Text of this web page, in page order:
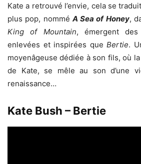
Kate a retrouvé l’envie, cela se
plus pop, nommé A Sea of Honey,
King of Mountain, émergent des
enlevées et inspirées queBertie.
moyenâgeuse dédiée à son fils, où
de Kate, se mêle au son d’une
renaissance…
Kate Bush – Bertie